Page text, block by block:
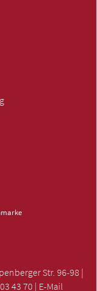
Str. 96-98 |
43 70 | E-Mail